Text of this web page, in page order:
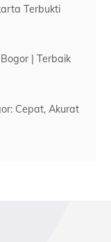
Terbukti
| Terbaik
Cepat, Akurat